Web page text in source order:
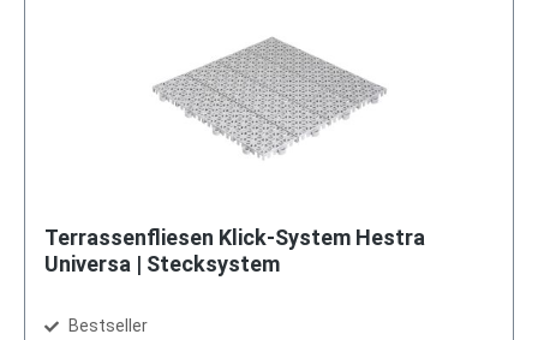
Terrassenfliesen Klick-System Hestra
Universa | Stecksystem
Bestseller